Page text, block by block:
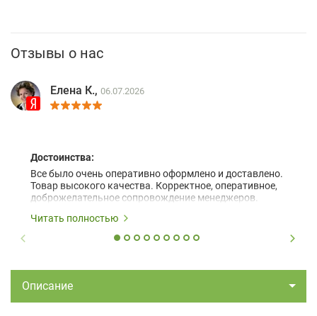
Отзывы о нас
Елена К., 06.07.2026
Достоинства:
Все было очень оперативно оформлено и доставлено.
Товар высокого качества. Корректное, оперативное,
доброжелательное сопровождение менеджеров.
Читать полностью
Описание